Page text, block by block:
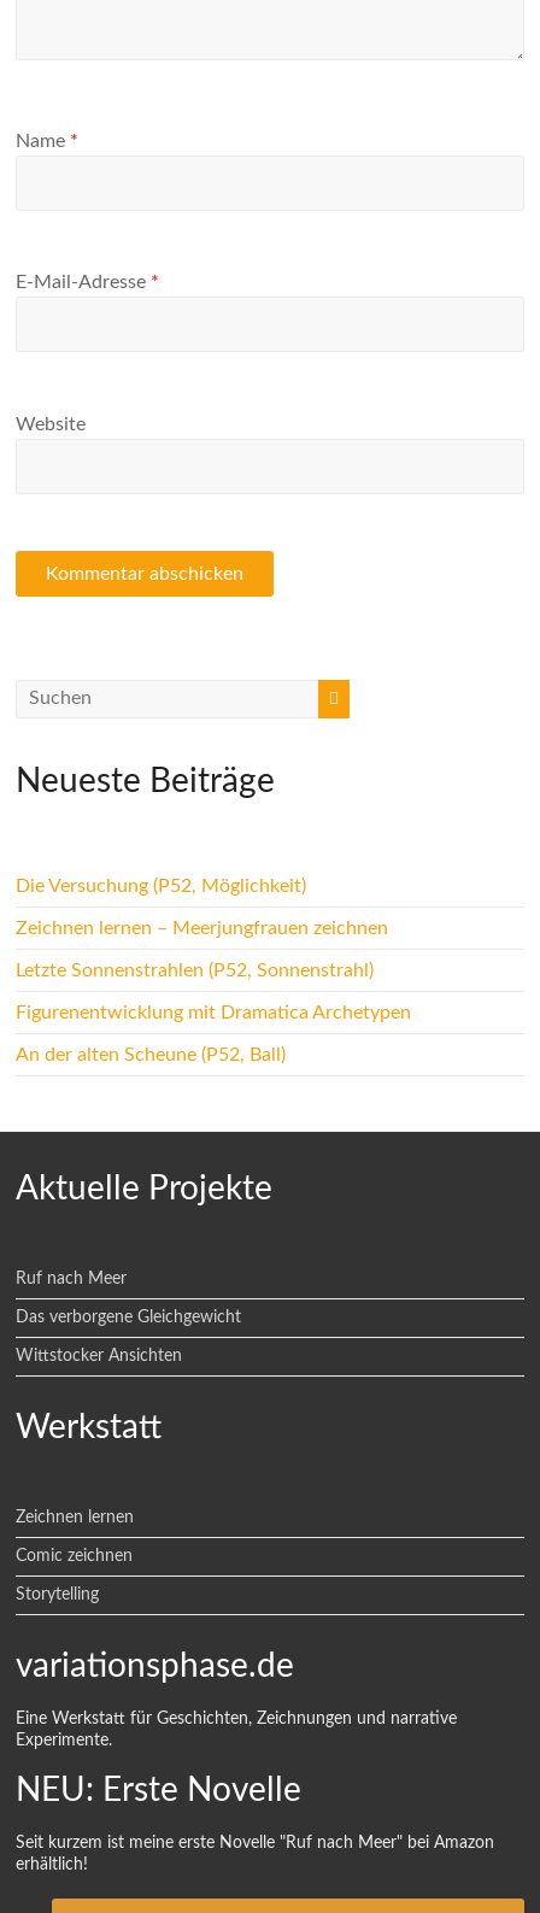
Name *
E-Mail-Adresse *
Website
Neueste Beiträge
Die Versuchung (P52, Möglichkeit)
Zeichnen lernen – Meerjungfrauen zeichnen
Letzte Sonnenstrahlen (P52, Sonnenstrahl)
Figurenentwicklung mit Dramatica Archetypen
An der alten Scheune (P52, Ball)
Aktuelle Projekte
Ruf nach Meer
Das verborgene Gleichgewicht
Wittstocker Ansichten
Werkstatt
Zeichnen lernen
Comic zeichnen
Storytelling
variationsphase.de
Eine Werkstatt für Geschichten, Zeichnungen und narrative
Experimente.
NEU: Erste Novelle
Seit kurzem ist meine erste Novelle "Ruf nach Meer" bei Amazon
erhältlich!